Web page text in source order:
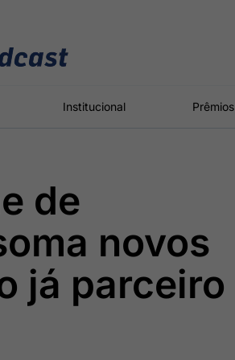
Institucional Prêmios
White Label
Plataforma para
conteúdos
personalizados
de
novos
já parceiro